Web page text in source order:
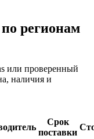
регионам
или проверенный
наличия и
Срок
поставки